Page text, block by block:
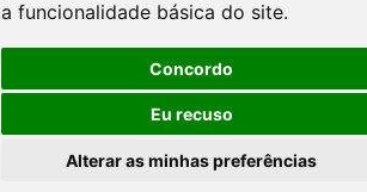
a funcionalidade básica do site.
Concordo
Eu recuso
Alterar as minhas preferências